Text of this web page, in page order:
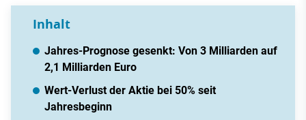
Inhalt
Jahres-Prognose gesenkt: Von 3 Milliarden auf
2,1 Milliarden Euro
Wert-Verlust der Aktie bei 50% seit
Jahresbeginn